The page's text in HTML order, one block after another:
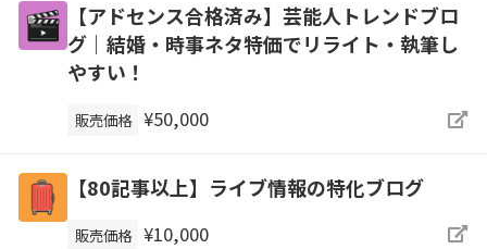
【アドセンス合格済み】芸能人トレンドブロ
グ｜結婚・時事ネタ特価でリライト・執筆し
やすい！
販売価格 ¥50,000
【80記事以上】ライブ情報の特化ブログ
販売価格 ¥10,000